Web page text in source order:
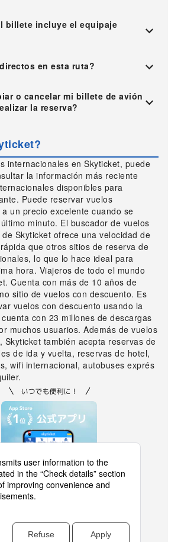
billete incluye el equipaje
en esta ruta?
o cancelar mi billete de avión
la reserva?
internacionales en Skyticket, puede
la información más reciente
disponibles para
Puede reservar vuelos
un precio excelente cuando se
minuto. El buscador de vuelos
Skyticket ofrece una velocidad de
que otros sitios de reserva de
lo que lo hace ideal para
hora. Viajeros de todo el mundo
Cuenta con más de 10 años de
sitio de vuelos con descuento. Es
vuelos con descuento usando la
con 23 millones de descargas
muchos usuarios. Además de vuelos
Skyticket también acepta reservas de
de ida y vuelta, reservas de hotel,
wifi internacional, autobuses exprés